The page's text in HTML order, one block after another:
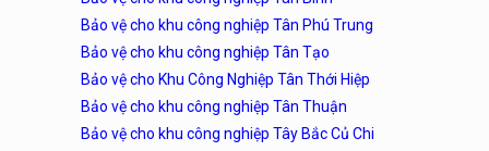
Bảo vệ cho khu công nghiệp Tân Phú Trung
Bảo vệ cho khu công nghiệp Tân Tạo
Bảo vệ cho Khu Công Nghiệp Tân Thới Hiệp
Bảo vệ cho khu công nghiệp Tân Thuận
Bảo vệ cho khu công nghiệp Tây Bắc Củ Chi